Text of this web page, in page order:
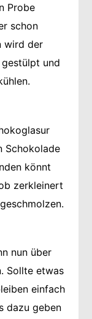
Probe
schon
wird der
und
Schokolade
könnt
zerkleinert
nun über
Sollte etwas
einfach
dazu geben